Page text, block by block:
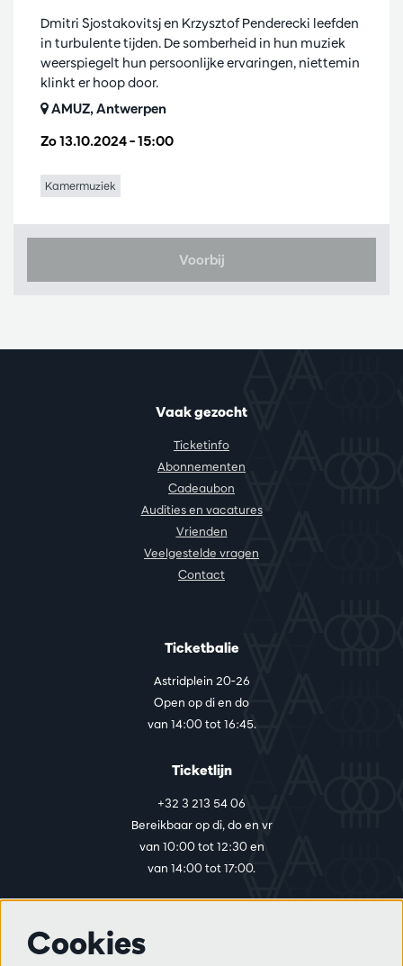
Zo 13.10.2024– 15:00
Dmitri Sjostakovitsj en Krzysztof Penderecki leefden
in turbulente tijden. De somberheid in hun muziek
weerspiegelt hun persoonlijke ervaringen, niettemin
klinkt er hoop door.
AMUZ, Antwerpen
Kamermuziek
Voorbij
Vaak gezocht
Ticketinfo
Abonnementen
Cadeaubon
Audities en vacatures
Vrienden
Veelgestelde vragen
Contact
Ticketbalie
Astridplein 20-26
Open op di en do
van 14:00 tot 16:45.
Ticketlijn
+32 3 213 54 06
Bereikbaar op di, do en vr
van 10:00 tot 12:30 en
van 14:00 tot 17:00.
Cookies